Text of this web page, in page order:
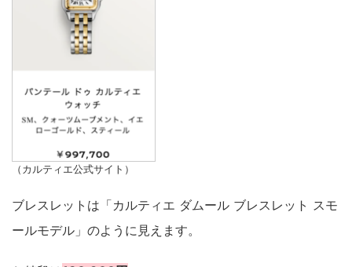
（カルティエ公式サイト）
ブレスレットは「カルティエ ダムール ブレスレット スモ
ールモデル」のように見えます。